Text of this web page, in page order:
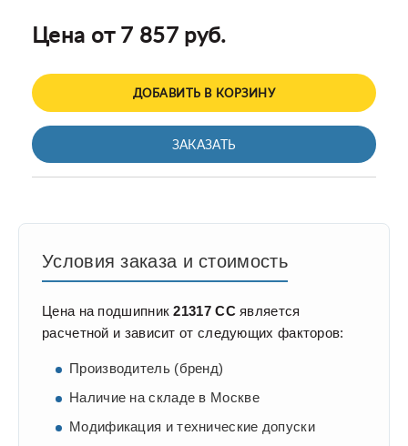
Цена от 7 857 руб.
ДОБАВИТЬ В КОРЗИНУ
ЗАКАЗАТЬ
Условия заказа и стоимость
Цена на подшипник21317 CCявляется
расчетной и зависит от следующих факторов:
Производитель (бренд)
Наличие на складе в Москве
Модификация и технические допуски